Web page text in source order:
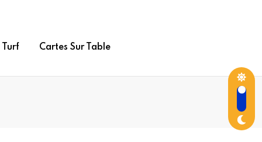
Turf Cartes Sur Table